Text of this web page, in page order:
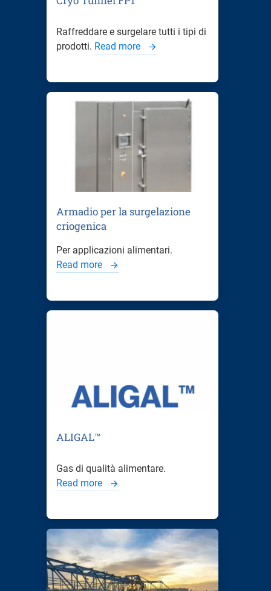
Raffreddare e surgelare tutti i tipi di
prodotti. Read more
Armadio per la surgelazione
criogenica
Per applicazioni alimentari.
Read more
ALIGAL™
Gas di qualità alimentare.
Read more